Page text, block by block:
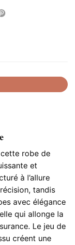
robe de
et
à l’allure
tandis
avec élégance
qui allonge la
Le jeu de
créent une